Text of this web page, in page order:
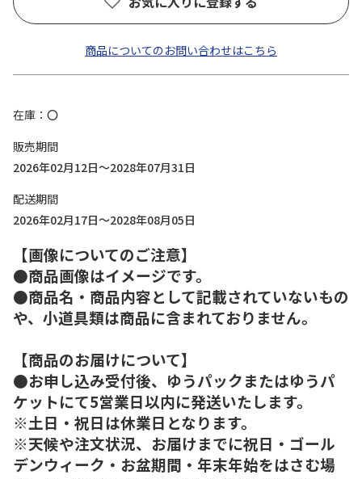
商品についてのお問い合わせはこちら
在庫
〇
販売期間
2026年02月12日～2028年07月31日
配送期間
2026年02月17日～2028年08月05日
【画像についてのご注意】
●商品画像はイメージです。
●商品名・商品内容として記載されていないもの
や、小道具類は商品に含まれておりません。
【商品のお届けについて】
●お申し込み受付後、ゆうパックまたはゆうパ
ケットにて5営業日以内に発送いたします。
※土日・祝日は休業日となります。
※天候や注文状況、お届けまでに祝日・ゴール
デンウィーク・お盆期間・年末年始をはさむ場